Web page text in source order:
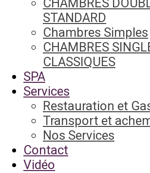
CHAMBRES
STANDARD
Chambres Simples
CHAMBRES
CLASSIQUES
SPA
Services
Restauration et
Transport et
Nos Services
Contact
Vidéo